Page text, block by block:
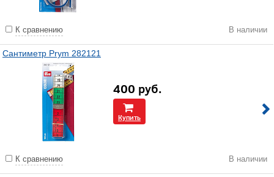
К сравнению В наличии
Сантиметр Prym 282121
400 руб.
Купить
К сравнению В наличии